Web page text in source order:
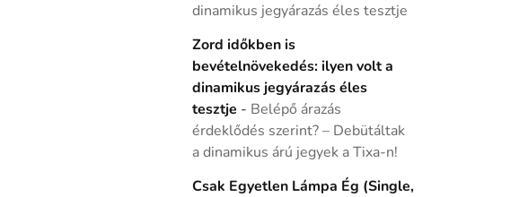
dinamikus jegyárazás éles tesztje
Zord időkben is
bevételnövekedés: ilyen volt a
dinamikus jegyárazás éles
tesztje - Belépő árazás
érdeklődés szerint? – Debütáltak
a dinamikus árú jegyek a Tixa-n!
Csak Egyetlen Lámpa Ég (Single,